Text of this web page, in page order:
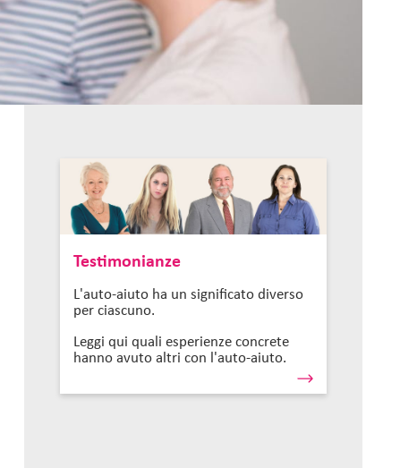
Testimonianze
L'auto-aiuto ha un significato diverso
per ciascuno.
Leggi qui quali esperienze concrete
hanno avuto altri con l'auto-aiuto.